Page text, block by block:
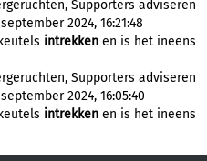
Supporters adviseren
2024, 16:21:48
intrekken en is het ineens
Supporters adviseren
2024, 16:05:40
intrekken en is het ineens